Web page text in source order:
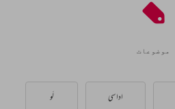
موضوعات
اداسی لَو